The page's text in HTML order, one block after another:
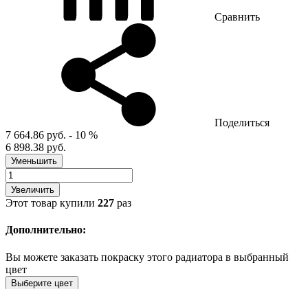
Сравнить
Поделиться
7 664.86 руб. - 10 %
6 898.38 руб.
Уменьшить
Увеличить
Этот товар купили 227 раз
Дополнительно:
Вы можете заказать покраску этого радиатора в выбранный
цвет
Выберите цвет